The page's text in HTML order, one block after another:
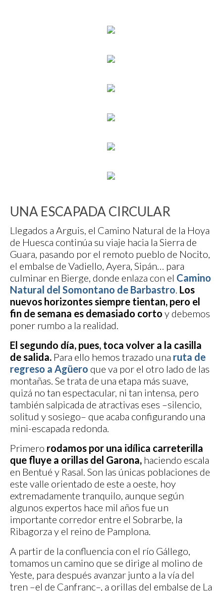
UNA ESCAPADA CIRCULAR
Llegados a Arguis, el Camino Natural de la Hoya
de Huesca continúa su viaje hacia la Sierra de
Guara, pasando por el remoto pueblo de Nocito,
el embalse de Vadiello, Ayera, Sipán… para
culminar en Bierge, donde enlaza con el Camino
Natural del Somontano de Barbastro. Los
nuevos horizontes siempre tientan, pero el
fin de semana es demasiado corto y debemos
poner rumbo a la realidad.
El segundo día, pues, toca volver a la casilla
de salida. Para ello hemos trazado una ruta de
regreso a Agüero que va por el otro lado de las
montañas. Se trata de una etapa más suave,
quizá no tan espectacular, ni tan intensa, pero
también salpicada de atractivas eses –silencio,
solitud y sosiego– que acaba configurando una
mini-escapada redonda.
Primero rodamos por una idílica carreterilla
que fluye a orillas del Garona, haciendo escala
en Bentué y Rasal. Son las únicas poblaciones de
este valle orientado de este a oeste, hoy
extremadamente tranquilo, aunque según
algunos expertos hace mil años fue un
importante corredor entre el Sobrarbe, la
Ribagorza y el reino de Pamplona.
A partir de la confluencia con el río Gállego,
tomamos un camino que se dirige al molino de
Yeste, para después avanzar junto a la vía del
tren –el de Canfranc–, a orillas del embalse de La